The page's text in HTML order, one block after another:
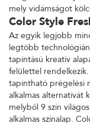
mely vidámságot
Color Style
Az egyik legjobb
legtöbb
tapintású kreatív
felülettel
tapintható prégelési
alkalmas alternatívát
melyből 9 szín
alkalmas színalap.